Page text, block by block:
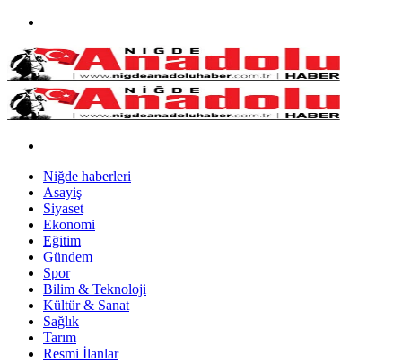
Niğde haberleri
Asayiş
Siyaset
Ekonomi
Eğitim
Gündem
Spor
Bilim & Teknoloji
Kültür & Sanat
Sağlık
Tarım
Resmi İlanlar